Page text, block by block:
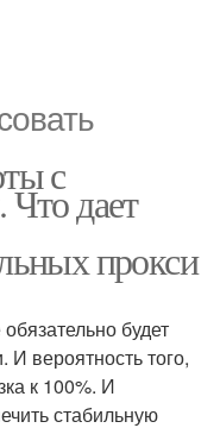
с
дает
прокси
будет
И вероятность того,
к 100%. И
стабильную